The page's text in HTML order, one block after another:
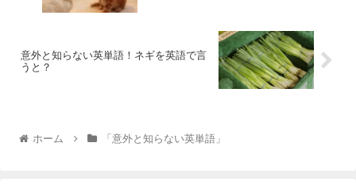
意外と知らない英単語！ネギを英語で言
うと？
ホーム 「意外と知らない英単語」